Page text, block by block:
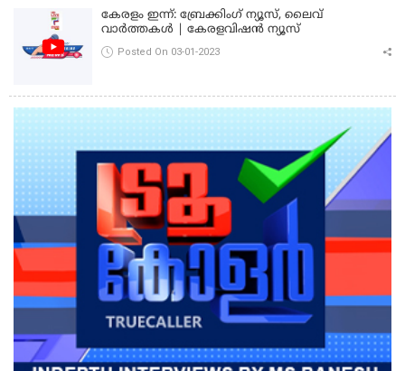
കേരളം ഇന്ന്: ബ്രേക്കിംഗ് ന്യൂസ്, ലൈവ്
വാർത്തകൾ | കേരളവിഷൻ ന്യൂസ്
Posted On 03-01-2023